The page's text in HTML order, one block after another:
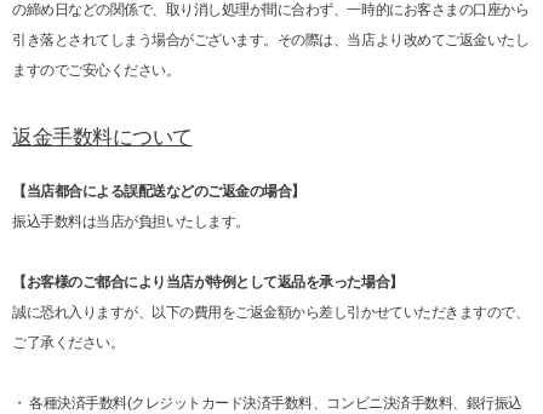
の締め日などの関係で、取り消し処理が間に合わず、一時的にお客さまの口座から
引き落とされてしまう場合がございます。その際は、当店より改めてご返金いたし
ますのでご安心ください。
返金手数料について
【当店都合による誤配送などのご返金の場合】
振込手数料は当店が負担いたします。
【お客様のご都合により当店が特例として返品を承った場合】
誠に恐れ入りますが、以下の費用をご返金額から差し引かせていただきますので、
ご了承ください。
・ 各種決済手数料(クレジットカード決済手数料、コンビニ決済手数料、銀行振込